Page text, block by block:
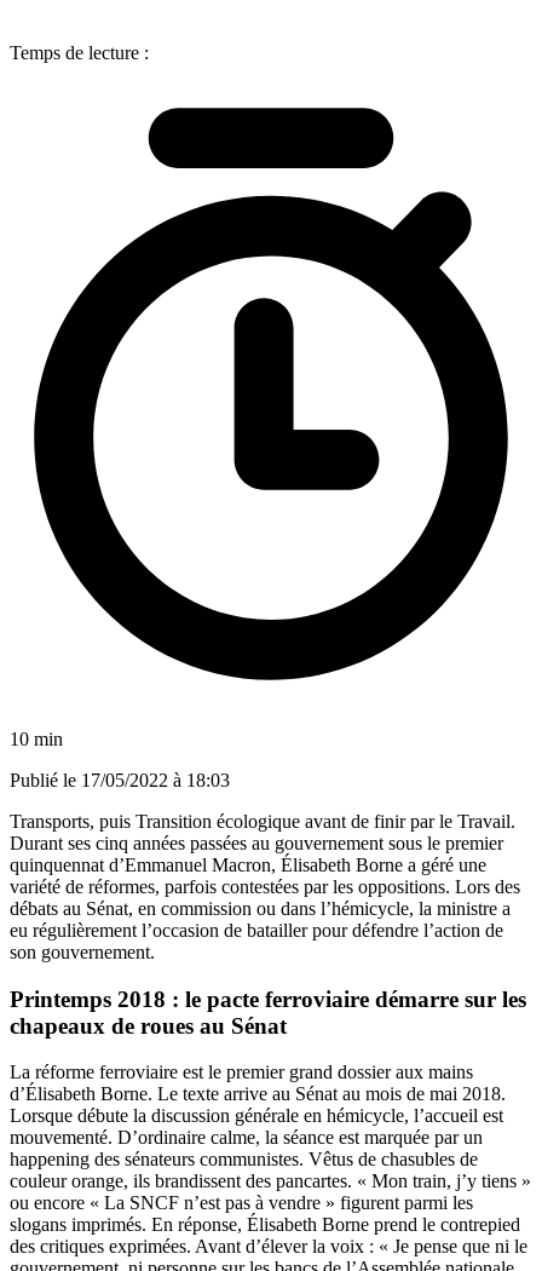
Temps de lecture :
10 min
Publié le 17/05/2022 à 18:03
Transports, puis Transition écologique avant de finir par le Travail.
Durant ses cinq années passées au gouvernement sous le premier
quinquennat d’Emmanuel Macron, Élisabeth Borne a géré une
variété de réformes, parfois contestées par les oppositions. Lors des
débats au Sénat, en commission ou dans l’hémicycle, la ministre a
eu régulièrement l’occasion de batailler pour défendre l’action de
son gouvernement.
Printemps 2018 : le pacte ferroviaire démarre sur les
chapeaux de roues au Sénat
La réforme ferroviaire est le premier grand dossier aux mains
d’Élisabeth Borne. Le texte arrive au Sénat au mois de mai 2018.
Lorsque débute la discussion générale en hémicycle, l’accueil est
mouvementé. D’ordinaire calme, la séance est marquée par un
happening des sénateurs communistes. Vêtus de chasubles de
couleur orange, ils brandissent des pancartes. « Mon train, j’y tiens »
ou encore « La SNCF n’est pas à vendre » figurent parmi les
slogans imprimés. En réponse, Élisabeth Borne prend le contrepied
des critiques exprimées. Avant d’élever la voix : « Je pense que ni le